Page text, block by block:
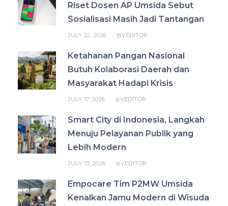
Riset Dosen AP Umsida Sebut
Sosialisasi Masih Jadi Tantangan
JULY 22, 2026 BYEDITOR
Ketahanan Pangan Nasional
Butuh Kolaborasi Daerah dan
Masyarakat Hadapi Krisis
JULY 17, 2026 BYEDITOR
Smart City di Indonesia, Langkah
Menuju Pelayanan Publik yang
Lebih Modern
JULY 13, 2026 BYEDITOR
Empocare Tim P2MW Umsida
Kenalkan Jamu Modern di Wisuda